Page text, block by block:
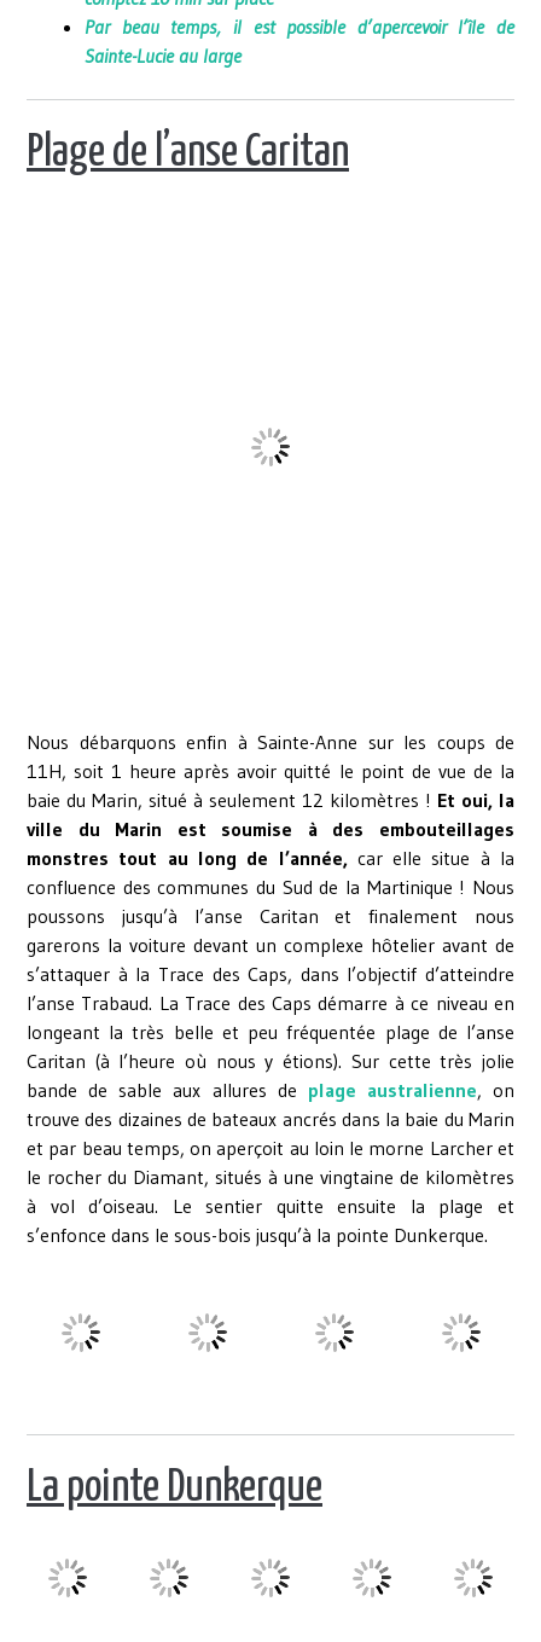
Par beau temps, il est possible d’apercevoir l’île de
Sainte-Lucie au large
Plage de l’anse Caritan
Nous débarquons enfin à Sainte-Anne sur les coups de
11H, soit 1 heure après avoir quitté le point de vue de la
baie du Marin, situé à seulement 12 kilomètres ! Et oui, la
ville du Marin est soumise à des embouteillages
monstres tout au long de l’année, car elle situe à la
confluence des communes du Sud de la Martinique ! Nous
poussons jusqu’à l’anse Caritan et finalement nous
garerons la voiture devant un complexe hôtelier avant de
s’attaquer à la Trace des Caps, dans l’objectif d’atteindre
l’anse Trabaud. La Trace des Caps démarre à ce niveau en
longeant la très belle et peu fréquentée plage de l’anse
Caritan (à l’heure où nous y étions). Sur cette très jolie
bande de sable aux allures de plage australienne, on
trouve des dizaines de bateaux ancrés dans la baie du Marin
et par beau temps, on aperçoit au loin le morne Larcher et
le rocher du Diamant, situés à une vingtaine de kilomètres
à vol d’oiseau. Le sentier quitte ensuite la plage et
s’enfonce dans le sous-bois jusqu’à la pointe Dunkerque.
La pointe Dunkerque